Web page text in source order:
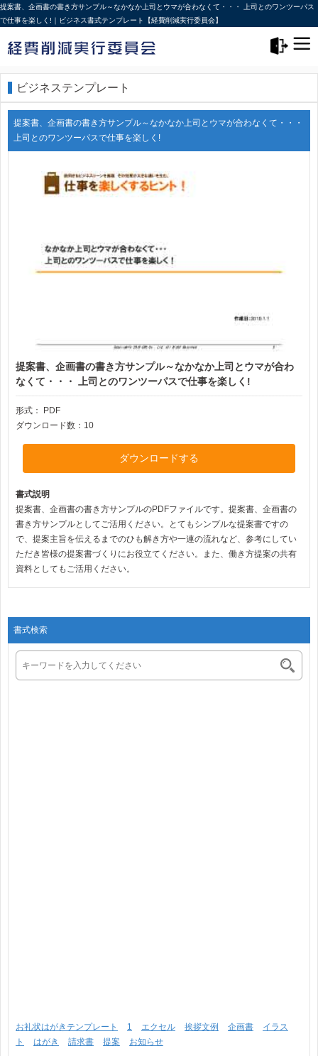
提案書、企画書の書き方サンプル～なかなか上司とウマが合わなくて・・・ 上司とのワンツーパス
で仕事を楽しく!｜ビジネス書式テンプレート【経費削減実行委員会】
ビジネステンプレート
提案書、企画書の書き方サンプル～なかなか上司とウマが合わなくて・・・
上司とのワンツーパスで仕事を楽しく!
提案書、企画書の書き方サンプル～なかなか上司とウマが合わ
なくて・・・ 上司とのワンツーパスで仕事を楽しく!
形式：
PDF
ダウンロード数：10
ダウンロードする
書式説明
提案書、企画書の書き方サンプルのPDFファイルです。提案書、企画書の
書き方サンプルとしてご活用ください。とてもシンプルな提案書ですの
で、提案主旨を伝えるまでのひも解き方や一連の流れなど、参考にしてい
ただき皆様の提案書づくりにお役立てください。また、働き方提案の共有
資料としてもご活用ください。
書式検索
お礼状はがきテンプレート 1 エクセル 挨拶文例 企画書
イラス
ト
はがき 請求書 提案 お知らせ